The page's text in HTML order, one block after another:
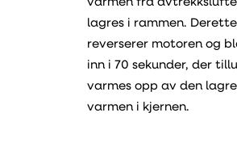
varmen fra
lagres i rammen.
reverserer motoren og
inn i 70 sekunder, der
varmes opp av den
varmen i kjernen.